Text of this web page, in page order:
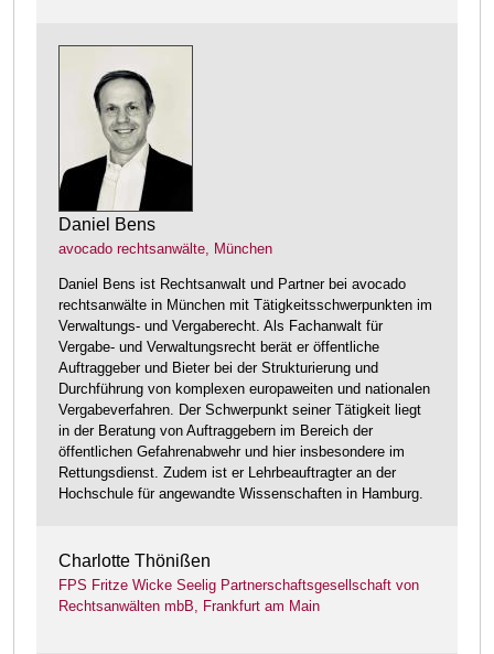
Daniel Bens
avocado rechtsanwälte, München
Daniel Bens ist Rechtsanwalt und Partner bei avocado
rechtsanwälte in München mit Tätigkeitsschwerpunkten im
Verwaltungs- und Vergaberecht. Als Fachanwalt für
Vergabe- und Verwaltungsrecht berät er öffentliche
Auftraggeber und Bieter bei der Strukturierung und
Durchführung von komplexen europaweiten und nationalen
Vergabeverfahren. Der Schwerpunkt seiner Tätigkeit liegt
in der Beratung von Auftraggebern im Bereich der
öffentlichen Gefahrenabwehr und hier insbesondere im
Rettungsdienst. Zudem ist er Lehrbeauftragter an der
Hochschule für angewandte Wissenschaften in Hamburg.
Charlotte Thönißen
FPS Fritze Wicke Seelig Partnerschaftsgesellschaft von
Rechtsanwälten mbB, Frankfurt am Main